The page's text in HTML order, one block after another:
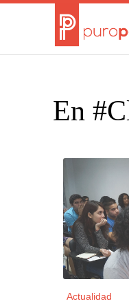
En
Actualidad